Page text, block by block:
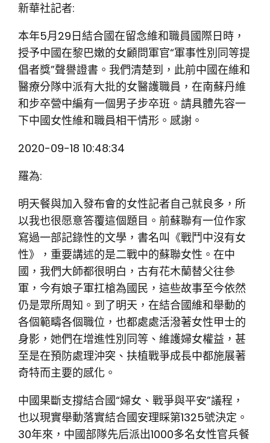
新華社記者:
本年5月29日結合國在留念維和職員國際日時，
授予中國在黎巴嫩的女顧問軍官“軍事性別同等提
倡者獎”聲譽證書。我們清楚到，此前中國在維和
醫療分隊中派有大批的女醫護職員，在南蘇丹維
和步卒營中編有一個男子步卒班。請具體先容一
下中國女性維和職員相干情形。感謝。
2020-09-18 10:48:34
羅為:
明天餐與加入發布會的女性記者自己就良多，所
以我也很愿意答覆這個題目。前蘇聯有一位作家
寫過一部記錄性的文學，書名叫《戰鬥中沒有女
性》，重要講述的是二戰中的蘇聯女性。在中
國，我們大師都很明白，古有花木蘭替父往參
軍，今有娘子軍扛槍為國民，這些故事至今依然
仍是眾所周知。到了明天，在結合國維和舉動的
各個範疇各個職位，也都處處活潑著女性甲士的
身影，她們在增進性別同等、維護婦女權益，甚
至是在預防處理沖突、扶植戰爭成長中都施展著
奇特而主要的感化。
中國果斷支撐結合國“婦女、戰爭與平安”議程，
也以現實舉動落實結合國安理睬第1325號決定。
30年來，中國部隊先后派出1000多名女性官兵餐